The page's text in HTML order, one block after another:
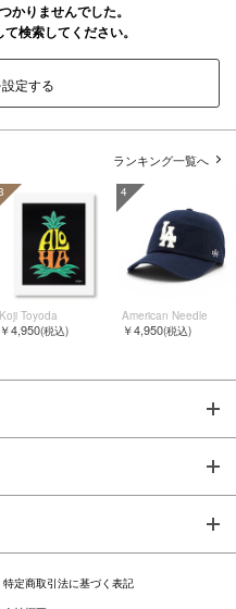
かりませんでした。
検索してください。
定する
ランキング一覧へ
Koji Toyoda
￥4,950(税込)
4
American Needle
￥4,950(税込)
特定商取引法に基づく表記